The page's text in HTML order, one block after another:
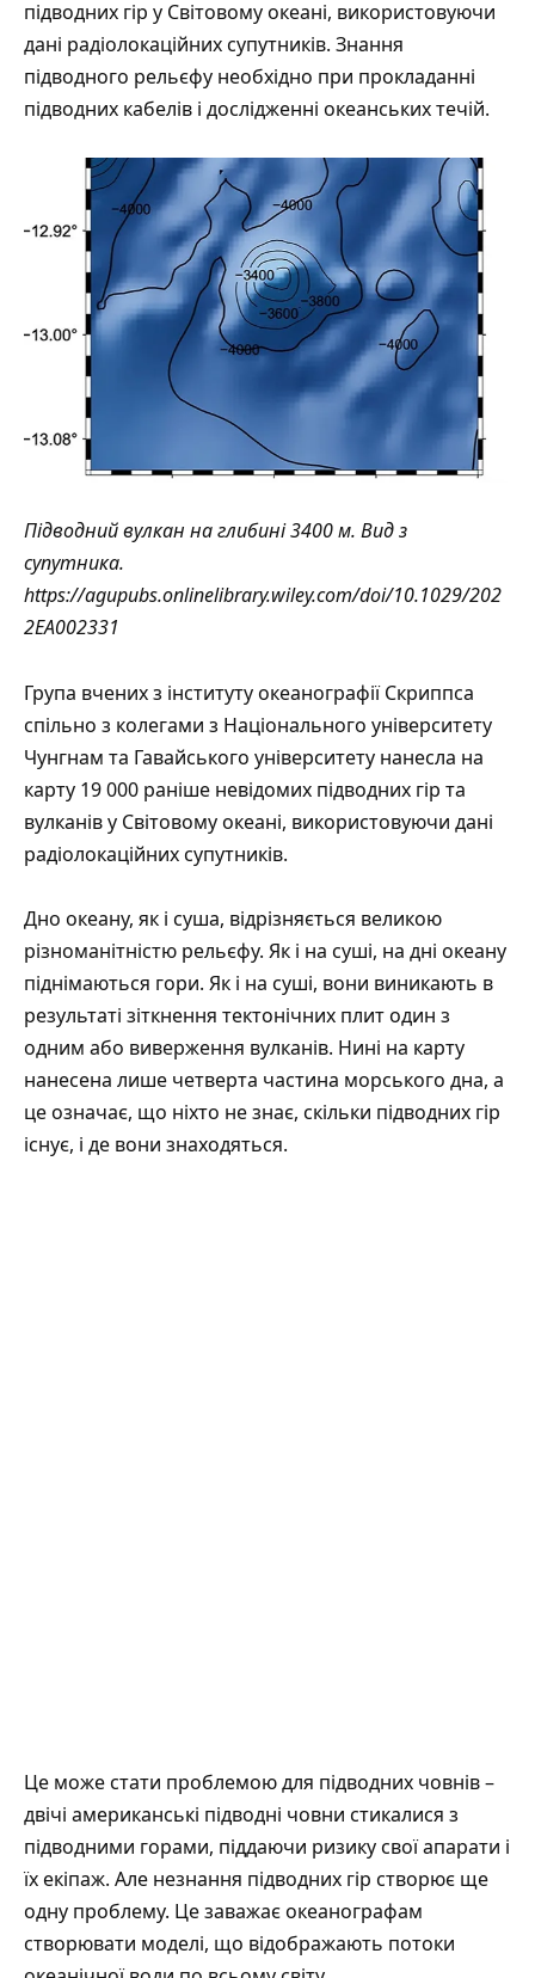
підводних гір у Світовому океані, використовуючи
дані радіолокаційних супутників. Знання
підводного рельєфу необхідно при прокладанні
підводних кабелів і дослідженні океанських течій.
Підводний вулкан на глибині 3400 м. Вид з
супутника.
https://agupubs.onlinelibrary.wiley.com/doi/10.1029/202
2EA002331
Група вчених з інституту океанографії Скриппса
спільно з колегами з Національного університету
Чунгнам та Гавайського університету нанесла на
карту 19 000 раніше невідомих підводних гір та
вулканів у Світовому океані, використовуючи дані
радіолокаційних супутників.
Дно океану, як і суша, відрізняється великою
різноманітністю рельєфу. Як і на суші, на дні океану
піднімаються гори. Як і на суші, вони виникають в
результаті зіткнення тектонічних плит один з
одним або виверження вулканів. Нині на карту
нанесена лише четверта частина морського дна, а
це означає, що ніхто не знає, скільки підводних гір
існує, і де вони знаходяться.
Це може стати проблемою для підводних човнів –
двічі американські підводні човни стикалися з
підводними горами, піддаючи ризику свої апарати і
їх екіпаж. Але незнання підводних гір створює ще
одну проблему. Це заважає океанографам
створювати моделі, що відображають потоки